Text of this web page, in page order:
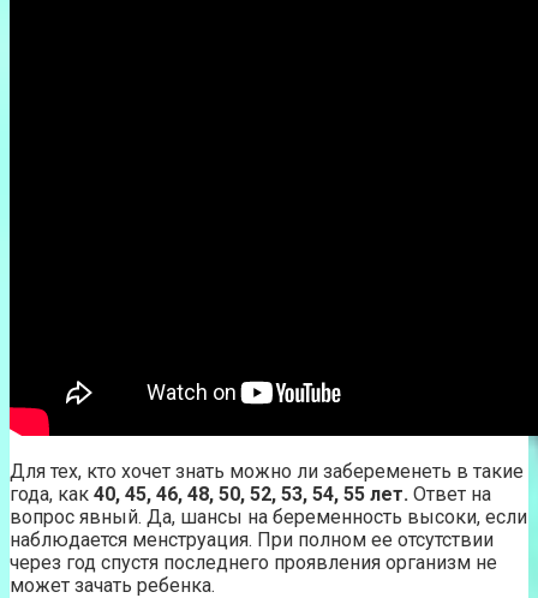
Для тех, кто хочет знать можно ли забеременеть в такие
года, как 40, 45, 46, 48, 50, 52, 53, 54, 55 лет. Ответ на
вопрос явный. Да, шансы на беременность высоки, если
наблюдается менструация. При полном ее отсутствии
через год спустя последнего проявления организм не
может зачать ребенка.